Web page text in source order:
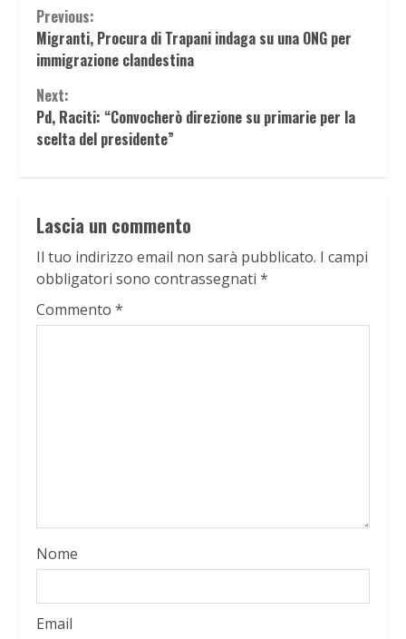
Continue
Reading
Previous:
Migranti, Procura di Trapani indaga su una ONG per
immigrazione clandestina
Next:
Pd, Raciti: “Convocherò direzione su primarie per la
scelta del presidente”
Lascia un commento
Il tuo indirizzo email non sarà pubblicato. I campi
obbligatori sono contrassegnati *
Commento *
Nome
Email